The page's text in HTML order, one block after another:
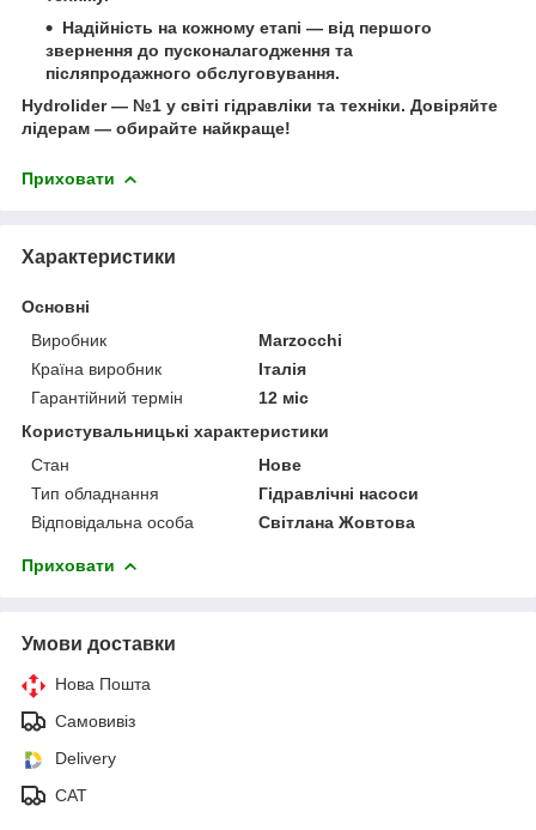
Надійність на кожному етапі — від першого
звернення до пусконалагодження та
післяпродажного обслуговування.
Hydrolider — №1 у світі гідравліки та техніки. Довіряйте
лідерам — обирайте найкраще!
Приховати
Характеристики
Основні
Виробник
Marzocchi
Країна виробник
Італія
Гарантійний термін
12 міс
Користувальницькі характеристики
Стан
Нове
Тип обладнання
Гідравлічні насоси
Відповідальна особа
Світлана Жовтова
Приховати
Умови доставки
Нова Пошта
Самовивіз
Delivery
САТ